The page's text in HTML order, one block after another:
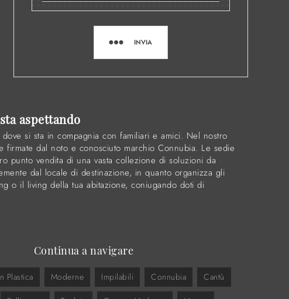
INVIA
aspettando
si sta in compagnia con familiari e amici. Nel nostro
dal noto e conosciuto marchio Connubia. Le sedie
punto vendita di una vasta collezione di soluzioni da
dal locale di destinazione, in quanto organizza gli
o il living della tua abitazione, coniugando doti di
Continua a navigare
Plastica Moderne Impilabili Connubia Cantù